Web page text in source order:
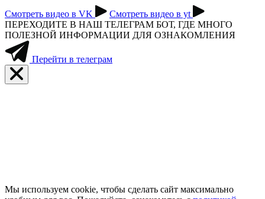
Смотреть видео в VK
Смотреть видео в yt
ПЕРЕХОДИТЕ В НАШ ТЕЛЕГРАМ БОТ, ГДЕ МНОГО
ПОЛЕЗНОЙ ИНФОРМАЦИИ ДЛЯ ОЗНАКОМЛЕНИЯ
Перейти в телеграм
Мы используем cookie, чтобы сделать сайт максимально